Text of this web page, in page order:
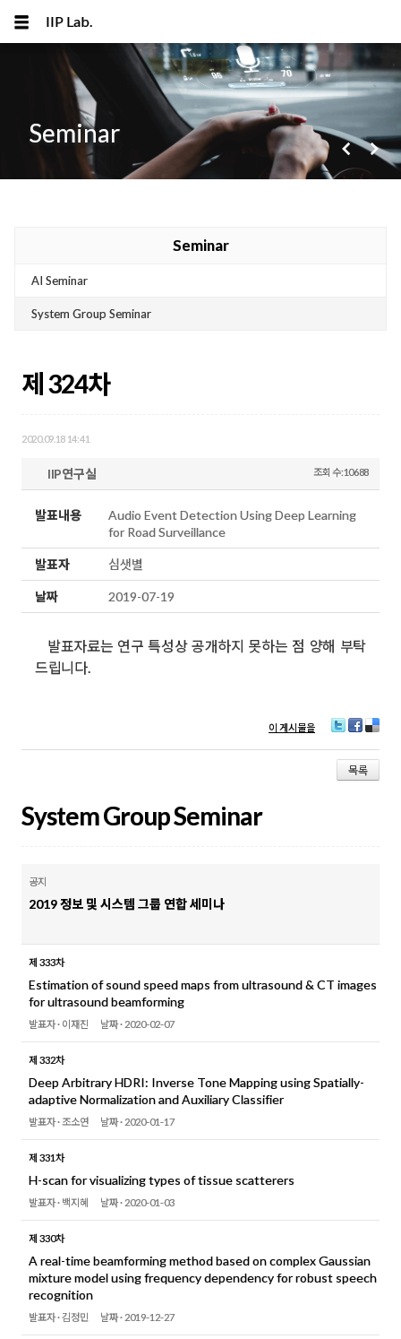
IIP Lab.
Seminar
navigate_beforenavigate_next
Seminar
AI Seminar
System Group Seminar
제 324차
2020.09.18 14:41
IIP연구실 조회 수:10688
발표내용
Audio Event Detection Using Deep Learning
for Road Surveillance
발표자 심샛별
날짜 2019-07-19
발표자료는 연구 특성상 공개하지 못하는 점 양해 부탁
드립니다.
이 게시물을
wi
er
ce
bo
ok
eli
ci
ou
목록
System Group Seminar
공지
2019 정보 및 시스템 그룹 연합 세미나
제 333차
Estimation of sound speed maps from ultrasound & CT images
for ultrasound beamforming
발표자 · 이재진 날짜 · 2020-02-07
제 332차
Deep Arbitrary HDRI: Inverse Tone Mapping using Spatially-
adaptive Normalization and Auxiliary Classifier
발표자 · 조소연 날짜 · 2020-01-17
제 331차
H-scan for visualizing types of tissue scatterers
발표자 · 백지혜 날짜 · 2020-01-03
제 330차
A real-time beamforming method based on complex Gaussian
mixture model using frequency dependency for robust speech
recognition
발표자 ·김정민 날짜 · 2019-12-27